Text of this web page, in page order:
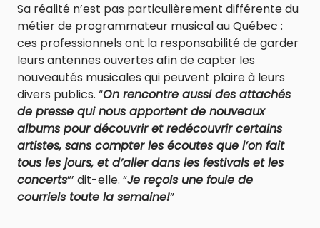
Sa réalité n’est pas particulièrement différente du
métier de programmateur musical au Québec :
ces professionnels ont la responsabilité de garder
leurs antennes ouvertes afin de capter les
nouveautés musicales qui peuvent plaire à leurs
divers publics. “On rencontre aussi des attachés
de presse qui nous apportent de nouveaux
albums pour découvrir et redécouvrir certains
artistes, sans compter les écoutes que l’on fait
tous les jours, et d’aller dans les festivals et les
concerts”’ dit-elle. “Je reçois une foule de
courriels toute la semaine!”